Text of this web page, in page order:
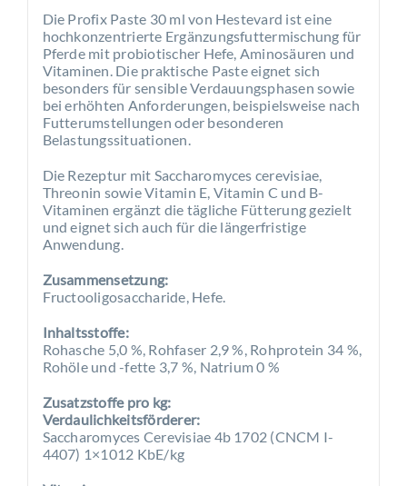
Die Profix Paste 30 ml von Hestevard ist eine
hochkonzentrierte Ergänzungsfuttermischung für
Pferde mit probiotischer Hefe, Aminosäuren und
Vitaminen. Die praktische Paste eignet sich
besonders für sensible Verdauungsphasen sowie
bei erhöhten Anforderungen, beispielsweise nach
Futterumstellungen oder besonderen
Belastungssituationen.
Die Rezeptur mit Saccharomyces cerevisiae,
Threonin sowie Vitamin E, Vitamin C und B-
Vitaminen ergänzt die tägliche Fütterung gezielt
und eignet sich auch für die längerfristige
Anwendung.
Zusammensetzung:
Fructooligosaccharide, Hefe.
Inhaltsstoffe:
Rohasche 5,0 %, Rohfaser 2,9 %, Rohprotein 34 %,
Rohöle und -fette 3,7 %, Natrium 0 %
Zusatzstoffe pro kg:
Verdaulichkeitsförderer:
Saccharomyces Cerevisiae 4b 1702 (CNCM I-
4407) 1×1012 KbE/kg